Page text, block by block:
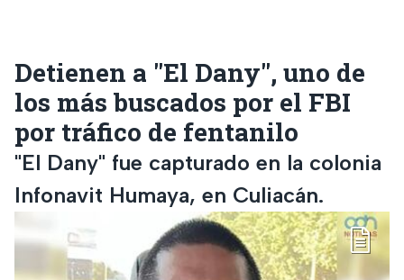
Detienen a "El Dany", uno de
los más buscados por el FBI
por tráfico de fentanilo
"El Dany" fue capturado en la colonia
Infonavit Humaya, en Culiacán.